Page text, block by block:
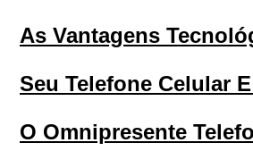
As Vantagens
Seu Telefone Celular
O Omnipresente